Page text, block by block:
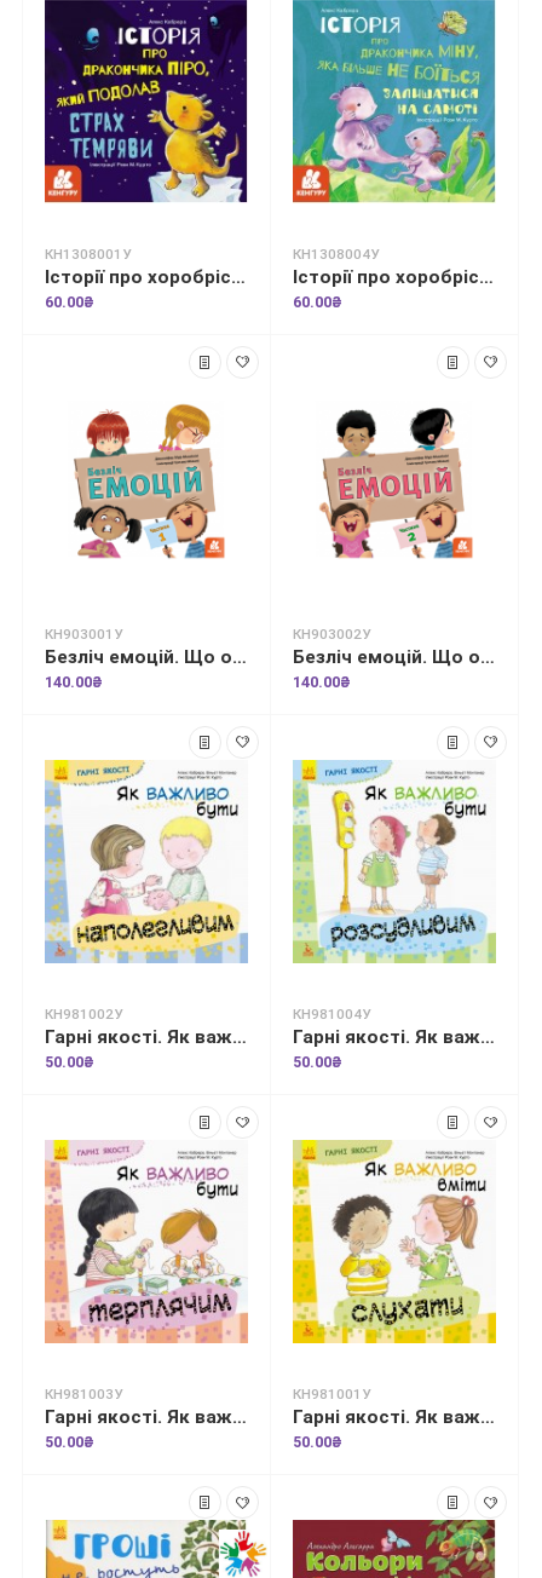
КН1308001У
Історії про хоробрість. Історія про дракончика Піро, який подолав страх темряви
60.00₴
КН1308004У
Історії про хоробрість. Міну, яка більше не боїться залишатися на самоті
60.00₴
КН903001У
Безліч емоцій. Що означає кожна? Частина 1
140.00₴
КН903002У
Безліч емоцій. Що означає кожна? Частина 2
140.00₴
КН981002У
Гарні якості. Як важливо бути наполегливим
50.00₴
КН981004У
Гарні якості. Як важливо бути розсудливим!
50.00₴
КН981003У
Гарні якості. Як важливо бути терплячим!
50.00₴
КН981001У
Гарні якості. Як важливо вміти слухати
50.00₴